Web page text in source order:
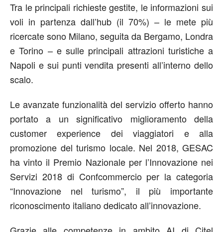
Tra le principali richieste gestite, le informazioni sui
voli in partenza dall’hub (il 70%) – le mete più
ricercate sono Milano, seguita da Bergamo, Londra
e Torino – e sulle principali attrazioni turistiche a
Napoli e sui punti vendita presenti all’interno dello
scalo.
Le avanzate funzionalità del servizio offerto hanno
portato a un significativo miglioramento della
customer experience dei viaggiatori e alla
promozione del turismo locale. Nel 2018, GESAC
ha vinto il Premio Nazionale per l’Innovazione nei
Servizi 2018 di Confcommercio per la categoria
“Innovazione nel turismo”, il più importante
riconoscimento italiano dedicato all’innovazione.